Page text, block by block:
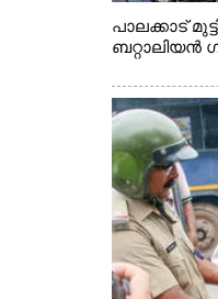
പാലക്കാട്
ബറ്റാലിയൻ